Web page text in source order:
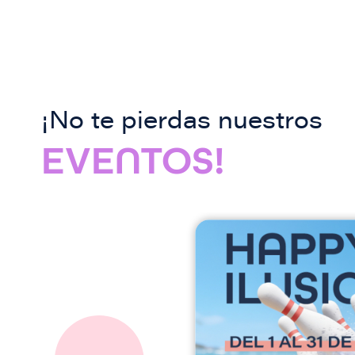
¡No te pierdas nuestros
EVENTOS!
I
g